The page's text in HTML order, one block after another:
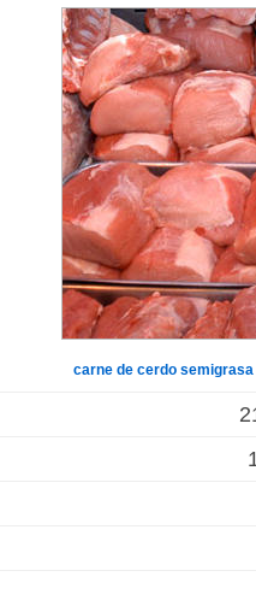
carne de cerdo semigrasa